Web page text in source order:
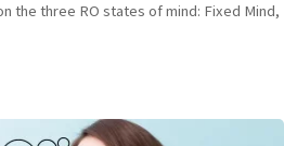
the three RO states of mind: Fixed Mind,